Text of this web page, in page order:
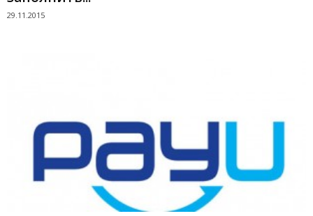
29.11.2015